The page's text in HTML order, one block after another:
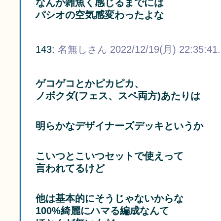
なんか雑魚く感じるまでには
パシオの空気感変わったよな
143: 名無しさん 2022/12/19(月)
ゲコゲコとかピカピカ、
ノボクダ(フェス、スペ両方)あたりは
明らかなデザイナーズデッキというか
こいつとこいつセットで使えって
言われてるけど
他は基本的にそうじゃないからな
100%綺麗にハマる編成なんて